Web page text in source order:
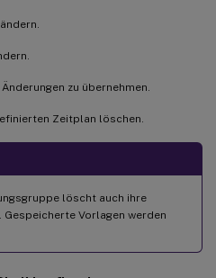
Änderungen zu übernehmen.
Zeitplan löschen.
löscht auch ihre
Vorlagen werden